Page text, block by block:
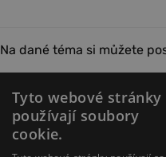
Na dané téma si můžete